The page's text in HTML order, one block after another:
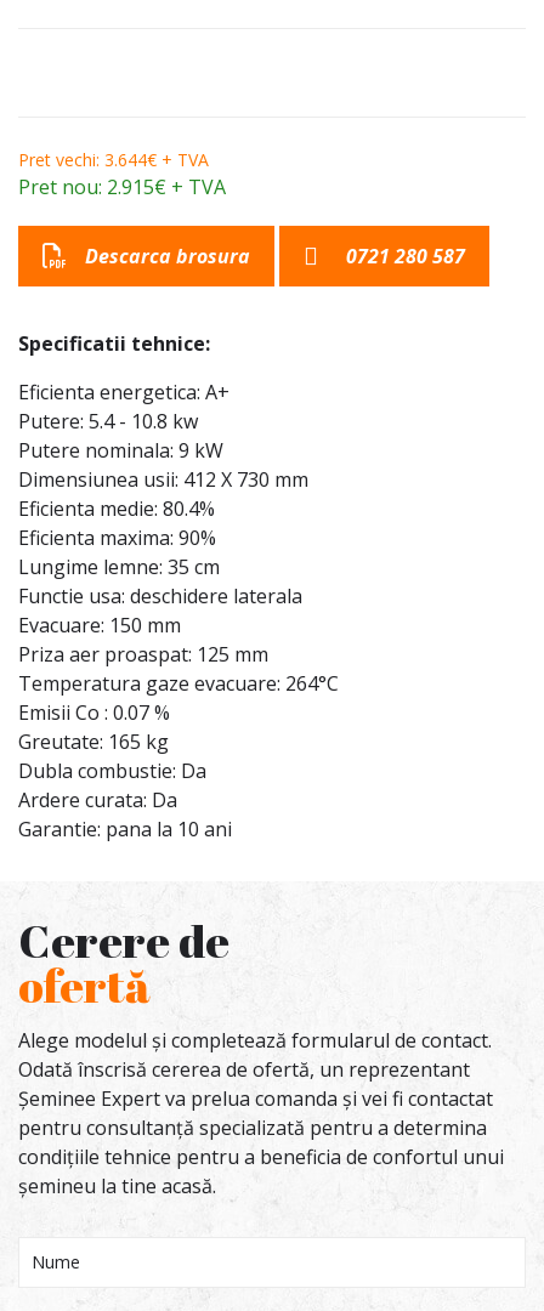
Pret vechi: 3.644€ + TVA
Pret nou: 2.915€ + TVA
Descarca brosura 0721 280 587
Specificatii tehnice:
Eficienta energetica: A+
Putere: 5.4 - 10.8 kw
Putere nominala: 9 kW
Dimensiunea usii: 412 X 730 mm
Eficienta medie: 80.4%
Eficienta maxima: 90%
Lungime lemne: 35 cm
Functie usa: deschidere laterala
Evacuare: 150 mm
Priza aer proaspat: 125 mm
Temperatura gaze evacuare: 264°C
Emisii Co : 0.07 %
Greutate: 165 kg
Dubla combustie: Da
Ardere curata: Da
Garantie: pana la 10 ani
Cerere de
ofertă
Alege modelul și completează formularul de contact.
Odată înscrisă cererea de ofertă, un reprezentant
Șeminee Expert va prelua comanda și vei fi contactat
pentru consultanță specializată pentru a determina
condițiile tehnice pentru a beneficia de confortul unui
șemineu la tine acasă.